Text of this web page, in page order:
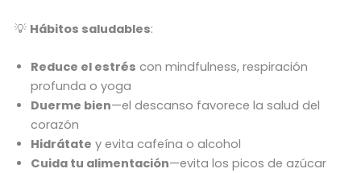
💡 Hábitos saludables:
Reduce el estrés con mindfulness, respiración
profunda o yoga
Duerme bien—el descanso favorece la salud del
corazón
Hidrátate y evita cafeína o alcohol
Cuida tu alimentación—evita los picos de azúcar